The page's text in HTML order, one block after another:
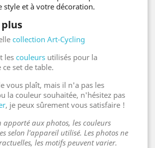
style et à votre décoration.
plus
collection Art-Cycling
les couleurs utilisés pour la
set de table.
vous plaît, mais il n'a pas les
la couleur souhaitée, n'hésitez pas
, je peux sûrement vous satisfaire !
apporté aux photos, les couleurs
selon l'appareil utilisé. Les photos ne
les motifs peuvent varier.